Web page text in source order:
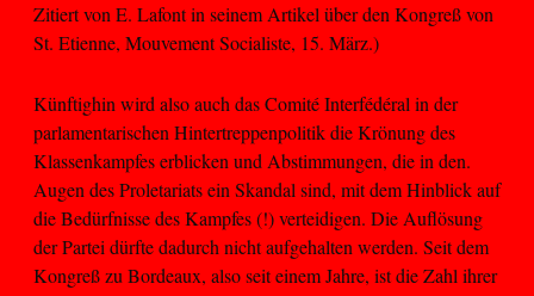
Zitiert von E. Lafont in seinem Artikel über den Kongreß von
St. Etienne, Mouvement Socialiste, 15. März.)
Künftighin wird also auch das Comité Interfédéral in der
parlamentarischen Hintertreppenpolitik die Krönung des
Klassenkampfes erblicken und Abstimmungen, die in den.
Augen des Proletariats ein Skandal sind, mit dem Hinblick auf
die Bedürfnisse des Kampfes (!) verteidigen. Die Auflösung
der Partei dürfte dadurch nicht aufgehalten werden. Seit dem
Kongreß zu Bordeaux, also seit einem Jahre, ist die Zahl ihrer